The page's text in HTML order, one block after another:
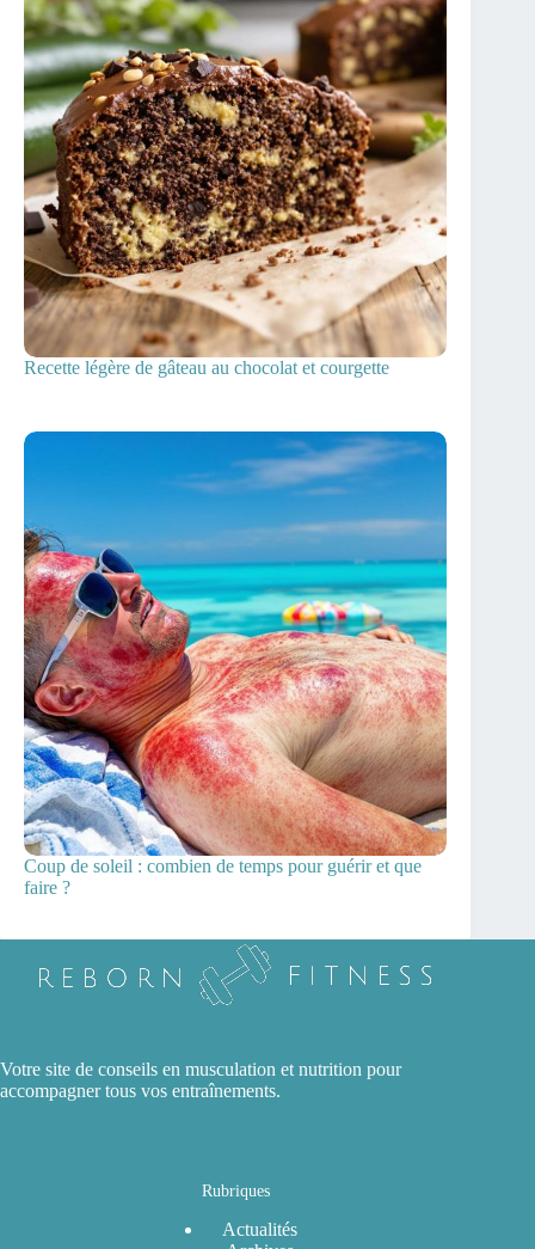
Recette légère de gâteau au chocolat et courgette
Coup de soleil : combien de temps pour guérir et que
faire ?
Votre site de conseils en musculation et nutrition pour
accompagner tous vos entraînements.
Rubriques
Actualités